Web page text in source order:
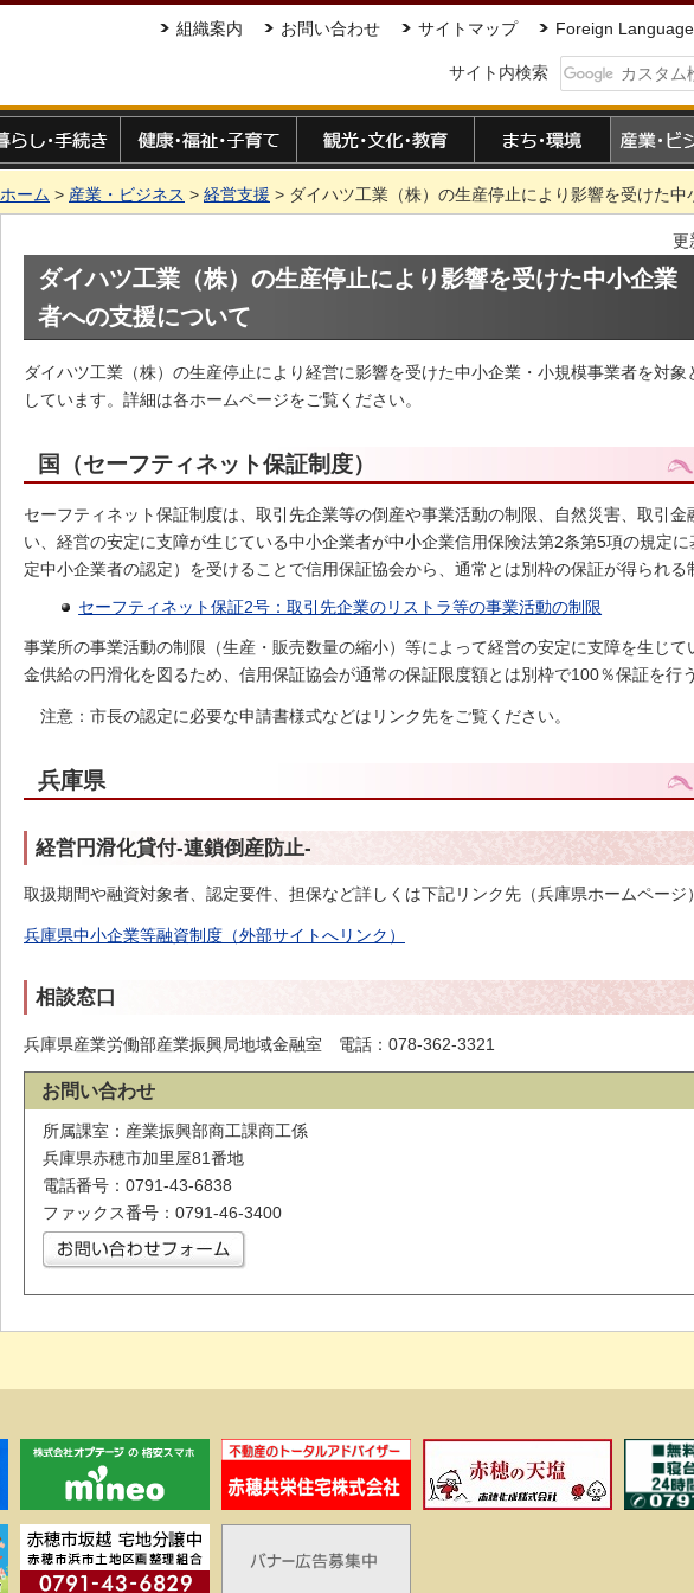
組織案内 お問い合わせ サイトマップ Foreign Language
サイト内検索
ホーム > 産業・ビジネス > 経営支援 > ダイハツ工業（株）の生産停止により影響を受けた中
更
ダイハツ工業（株）の生産停止により影響を受けた中小企業
者への支援について
ダイハツ工業（株）の生産停止により経営に影響を受けた中小企業・小規模事業者を対象
しています。詳細は各ホームページをご覧ください。
国（セーフティネット保証制度）
セーフティネット保証制度は、取引先企業等の倒産や事業活動の制限、自然災害、取引金
い、経営の安定に支障が生じている中小企業者が中小企業信用保険法第2条第5項の規定
定中小企業者の認定）を受けることで信用保証協会から、通常とは別枠の保証が得られる
セーフティネット保証2号：取引先企業のリストラ等の事業活動の制限
事業所の事業活動の制限（生産・販売数量の縮小）等によって経営の安定に支障を生じて
金供給の円滑化を図るため、信用保証協会が通常の保証限度額とは別枠で100％保証を行
注意 ：市長の認定に必要な申請書様式などはリンク先をご覧ください。
兵庫県
経営円滑化貸付-連鎖倒産防止-
取扱期間や融資対象者、認定要件、担保など詳しくは下記リンク先（兵庫県ホームページ
兵庫県中小企業等融資制度（外部サイトへリンク）
相談窓口
兵庫県産業労働部産業振興局地域金融室 電話：078-362-3321
お問い合わせ
所属課室：産業振興部商工課商工係
兵庫県赤穂市加里屋81番地
電話番号：0791-43-6838
ファックス番号：0791-46-3400